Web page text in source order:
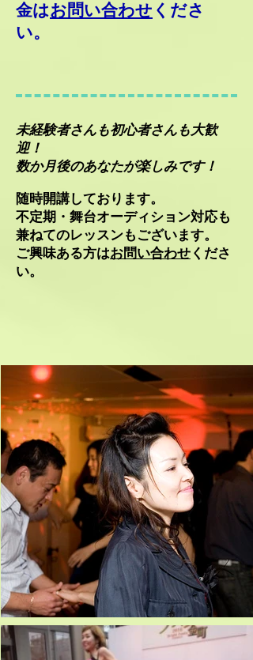
金はお問い合わせ くださ
い。
未経験者さんも初心者さんも大歓
迎！
数か月後のあなたが楽しみです！
随時開講しております。
不定期・舞台オーディション対応も
兼ねてのレッスンもございます。
ご興味ある方はお問い合わせ くださ
い。